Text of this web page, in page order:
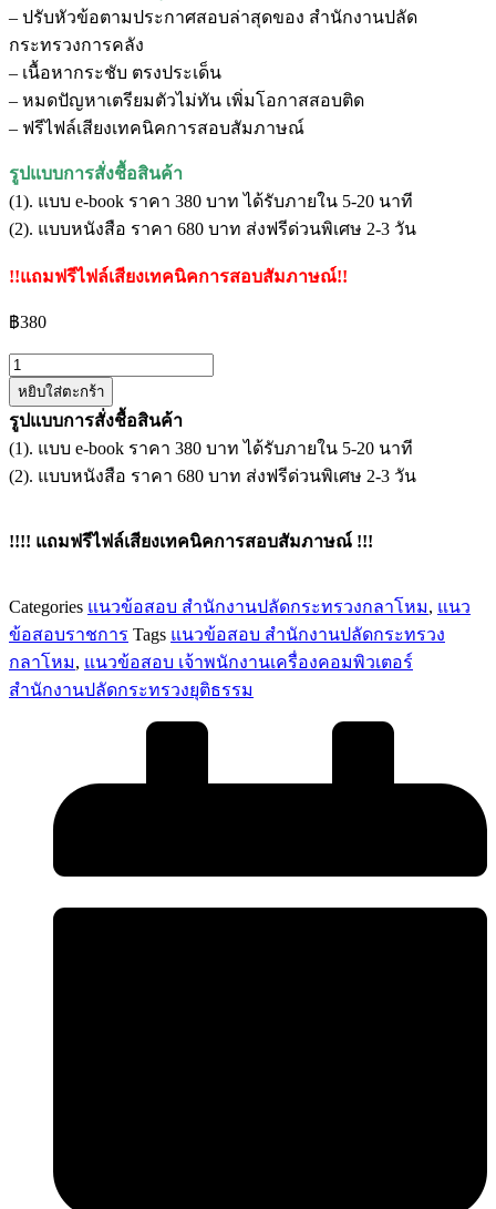
– ปรับหัวข้อตามประกาศสอบล่าสุดของ สำนักงานปลัด
กระทรวงการคลัง
– เนื้อหากระชับ ตรงประเด็น
– หมดปัญหาเตรียมตัวไม่ทัน เพิ่มโอกาสสอบติด
– ฟรีไฟล์เสียงเทคนิคการสอบสัมภาษณ์
รูปแบบการสั่งชื้อสินค้า
(1). แบบ e-book ราคา 380 บาท ได้รับภายใน 5-20 นาที
(2). แบบหนังสือ ราคา 680 บาท ส่งฟรีด่วนพิเศษ 2-3 วัน
!!แถมฟรีไฟล์เสียงเทคนิคการสอบสัมภาษณ์!!
฿380
จำนวน
แนว
ข้อสอบ
เจ้า
พนักงาน
คอมพิวเตอร์
กระทรวง
การ
คลัง
ชิ้น
หยิบใส่ตะกร้า
รูปแบบการสั่งชื้อสินค้า
(1). แบบ e-book ราคา 380 บาท ได้รับภายใน 5-20 นาที
(2). แบบหนังสือ ราคา 680 บาท ส่งฟรีด่วนพิเศษ 2-3 วัน
!!!! แถมฟรีไฟล์เสียงเทคนิคการสอบสัมภาษณ์ !!!
Categories แนวข้อสอบ สำนักงานปลัดกระทรวงกลาโหม, แนว
ข้อสอบราชการ Tags แนวข้อสอบ สำนักงานปลัดกระทรวง
กลาโหม, แนวข้อสอบ เจ้าพนักงานเครื่องคอมพิวเตอร์
สำนักงานปลัดกระทรวงยุติธรรม